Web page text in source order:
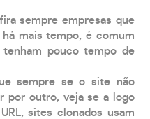
sempre empresas que
mais tempo, é comum
pouco tempo de
sempre se o site não
por outro, veja se a logo
sites clonados usam